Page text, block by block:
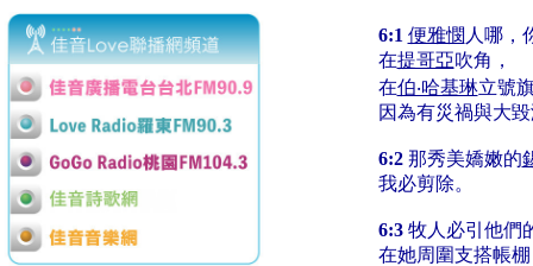
6:1 便雅憫 人哪，
在提哥亞吹角，
在伯‧哈基琳立號
因為有災禍與大
6:2 那秀美嬌嫩的
我必剪除。
6:3 牧人必引他們
在她周圍支搭帳